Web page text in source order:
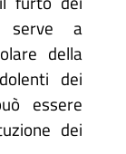
serve a
della
dei
essere
dei